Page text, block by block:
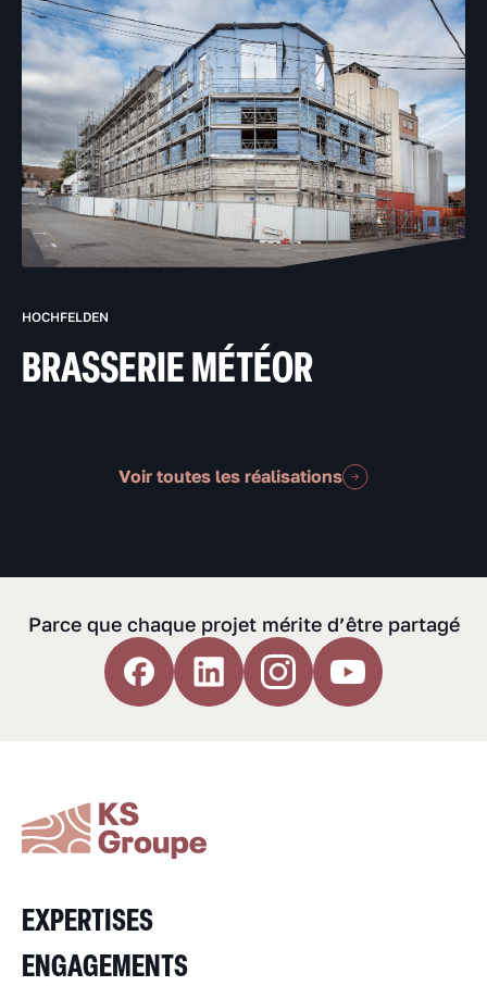
HOCHFELDEN
BRASSERIE MÉTÉOR
Voir toutes les réalisations
Parce que chaque projet mérite d’être partagé
EXPERTISES
ENGAGEMENTS